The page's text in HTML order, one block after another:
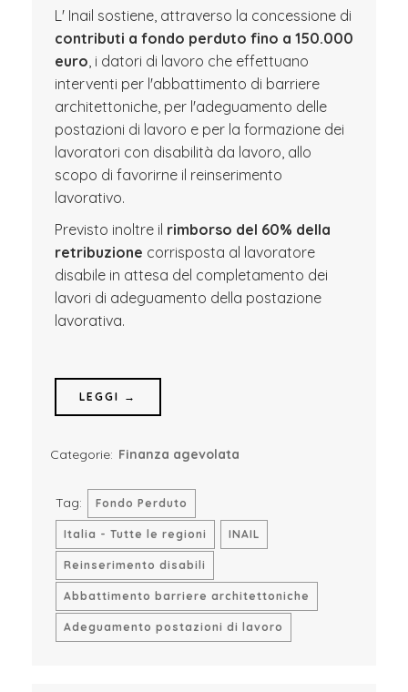
L' Inail sostiene, attraverso la concessione di
contributi a fondo perduto fino a 150.000
euro, i datori di lavoro che effettuano
interventi per l'abbattimento di barriere
architettoniche, per l'adeguamento delle
postazioni di lavoro e per la formazione dei
lavoratori con disabilità da lavoro, allo
scopo di favorirne il reinserimento
lavorativo.
Previsto inoltre il rimborso del 60% della
retribuzione corrisposta al lavoratore
disabile in attesa del completamento dei
lavori di adeguamento della postazione
lavorativa.
LEGGI →
Categorie: Finanza agevolata
Tag: Fondo Perduto
Italia - Tutte le regioni INAIL
Reinserimento disabili
Abbattimento barriere architettoniche
Adeguamento postazioni di lavoro